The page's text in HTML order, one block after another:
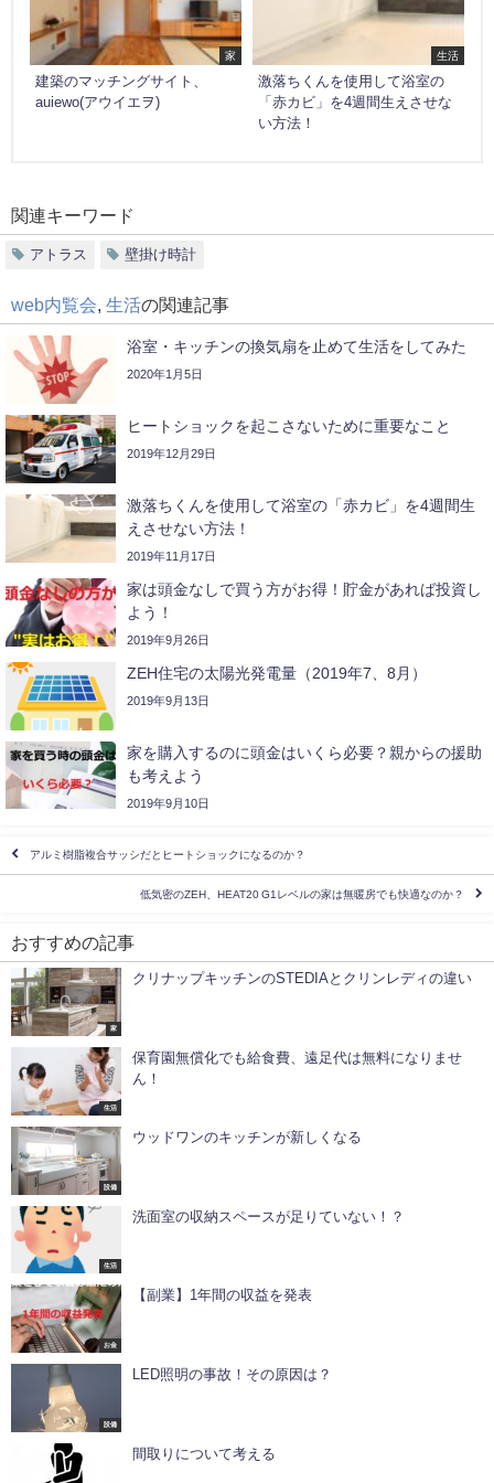
家
建築のマッチングサイト、
auiewo(アウイエヲ)
生活
激落ちくんを使用して浴室の
「赤カビ」を4週間生えさせな
い方法！
関連キーワード
アトラス 壁掛け時計
web内覧会, 生活の関連記事
浴室・キッチンの換気扇を止めて生活をしてみた
2020年1月5日
ヒートショックを起こさないために重要なこと
2019年12月29日
激落ちくんを使用して浴室の「赤カビ」を4週間生
えさせない方法！
2019年11月17日
家は頭金なしで買う方がお得！貯金があれば投資し
よう！
2019年9月26日
ZEH住宅の太陽光発電量（2019年7、8月）
2019年9月13日
家を購入するのに頭金はいくら必要？親からの援助
も考えよう
2019年9月10日
アルミ樹脂複合サッシだとヒートショックになるのか？
低気密のZEH、HEAT20 G1レベルの家は無暖房でも快適なのか？
おすすめの記事
家
クリナップキッチンのSTEDIAとクリンレディの違い
生活
保育園無償化でも給食費、遠足代は無料になりませ
ん！
設備
ウッドワンのキッチンが新しくなる
生活
洗面室の収納スペースが足りていない！？
お金
【副業】1年間の収益を発表
設備
LED照明の事故！その原因は？
間取りについて考える